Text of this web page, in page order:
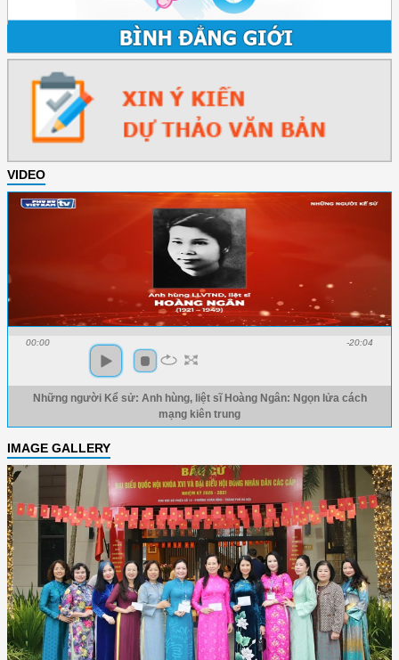
VIDEO
00:00 -20:04
Những người Kể sử: Anh hùng, liệt sĩ Hoàng Ngân: Ngọn lửa cách
mạng kiên trung
IMAGE GALLERY